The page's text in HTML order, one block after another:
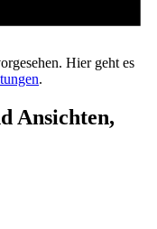
Hier geht es
.
Ansichten,